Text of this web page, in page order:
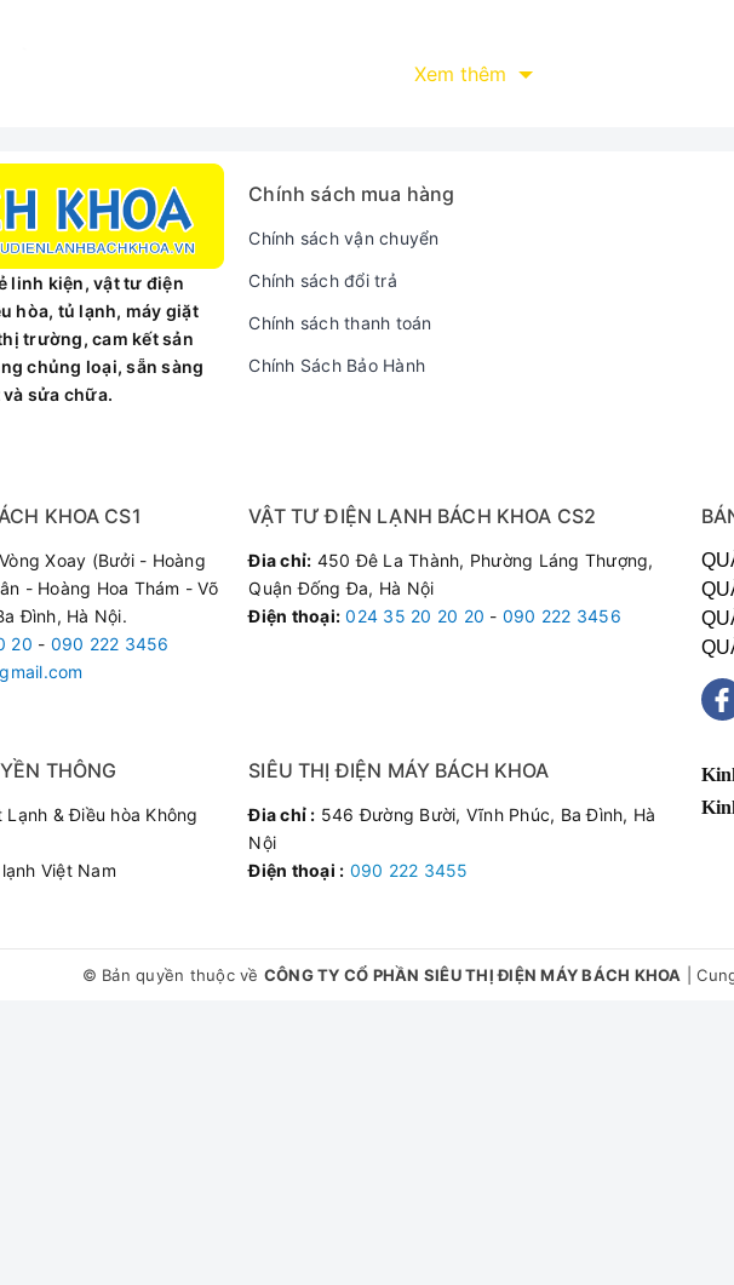
tình trạng vương vãi và thất thoát hơi nước ra bên ngoài. Sản phẩm với dung tích
muốn mang theo đồ ăn, thức uống bên mình khi đi học và làm việc.
xuất theo công nghệ hiện đại với 3 lớp cách nhiệt liên kết với nhau. Trong cùng là lớp
trì nhiệt độ. Ở giữa là lớp cách nhiệt chân không, giảm tải trình trạng thất thoát nhiệt
Ngoài cùng của sản phẩm làm lớp vỏ inox 304 cao cấp, chống va đập mạnh và không
các loại thức uống như trà, cà phê hay thậm chí là các loại thức ăn lỏng gồm
bệnh đều vô cùng phù hợp. Sản phẩm sẽ giữ nguyên được mùi vị, hàm lượng dinh
Xem thêm
linh kiện, vật tư điện
hòa, tủ lạnh, máy giặt
trường, cam kết sản
chủng loại, sẵn sàng
sửa chữa.
Chính sách mua hàng
Chính sách vận chuyển
Chính sách đổi trả
Chính sách thanh toán
Chính Sách Bảo Hành
KHOA CS1
Xoay (Bưởi - Hoàng
- Hoàng Hoa Thám - Võ
Đình, Hà Nội.
20 - 090 222 3456
VẬT TƯ ĐIỆN LẠNH BÁCH KHOA CS2
Đia chỉ: 450 Đê La Thành, Phường Láng Thượng,
Quận Đống Đa, Hà Nội
Điện thoại: 024 35 20 20 20 - 090 222 3456
THÔNG
& Điều hòa Không
Việt Nam
SIÊU THỊ ĐIỆN MÁY BÁCH KHOA
Đia chỉ : 546 Đường Bười, Vĩnh Phúc, Ba Đình, Hà
Nội
Điện thoại : 090 222 3455
© Bản quyền thuộc về CÔNG TY CỔ PHẦN SIÊU THỊ ĐIỆN MÁY BÁCH KHOA